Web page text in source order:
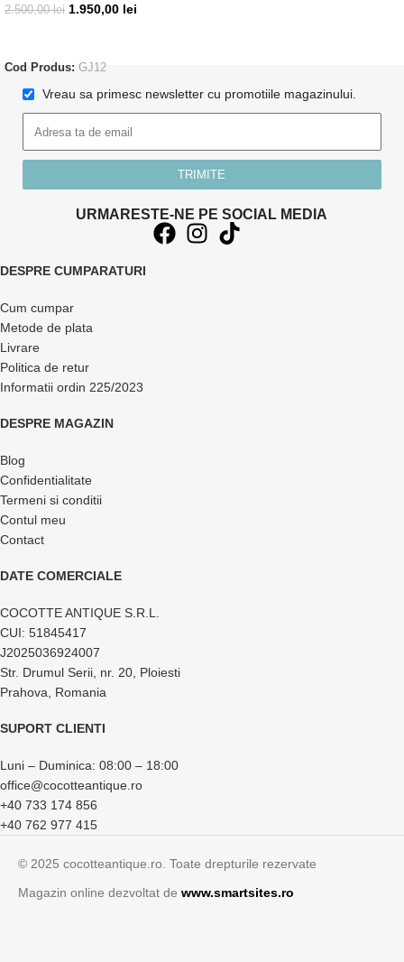
2.500,00lei 1.950,00 lei
Cod Produs: GJ12
Vreau sa primesc newsletter cu promotiile magazinului.
TRIMITE
URMARESTE-NE PE SOCIAL MEDIA
DESPRE CUMPARATURI
Cum cumpar
Metode de plata
Livrare
Politica de retur
Informatii ordin 225/2023
DESPRE MAGAZIN
Blog
Confidentialitate
Termeni si conditii
Contul meu
Contact
DATE COMERCIALE
COCOTTE ANTIQUE S.R.L.
CUI: 51845417
J2025036924007
Str. Drumul Serii, nr. 20, Ploiesti
Prahova, Romania
SUPORT CLIENTI
Luni – Duminica: 08:00 – 18:00
office@cocotteantique.ro
+40 733 174 856
+40 762 977 415
© 2025 cocotteantique.ro. Toate drepturile rezervate
Magazin online dezvoltat de www.smartsites.ro